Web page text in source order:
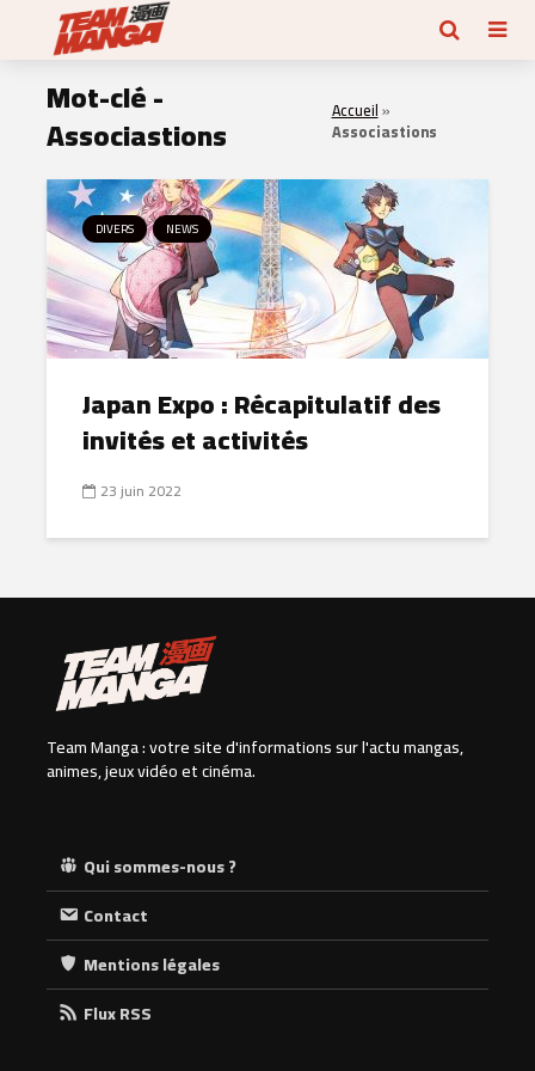
Mot-clé -
Associastions Accueil»
Associastions
DIVERS NEWS
Japan Expo : Récapitulatif des
invités et activités
23 juin 2022
Team Manga : votre site d'informations sur l'actu mangas,
animes, jeux vidéo et cinéma.
Qui sommes-nous ?
Contact
Mentions légales
Flux RSS